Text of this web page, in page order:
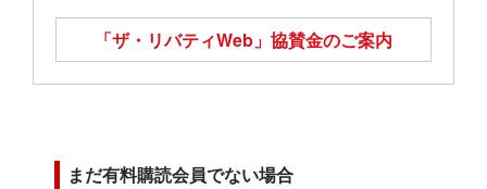
「ザ・リバティWeb」 協賛金のご案内
まだ有料購読会員でない場合